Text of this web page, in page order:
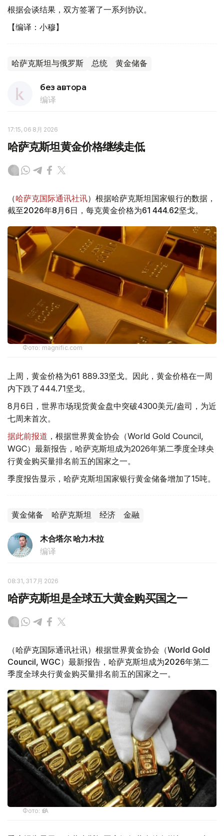
根据会谈结果，双方签署了一系列协议。
【编译：小穆】
哈萨克斯坦与俄罗斯 总统 黄金储备
без автора
编译
17:15, 06 8月 2026
哈萨克斯坦黄金价格继续走低
（哈萨克国际通讯社讯）根据哈萨克斯坦国家银行的数据，
截至2026年8月6日，每克黄金价格为61 444.62坚戈。
Фото: magnific.com
上周，黄金价格为61 889.33坚戈。因此，黄金价格在一周
内下跌了444.71坚戈。
8月6日，世界市场现货黄金盘中突破4300美元/盎司，为近
七周来首次。
据此前报道 ，根据世界黄金协会（World Gold Council,
WGC）最新报告，哈萨克斯坦成为2026年第二季度全球央
行黄金购买量排名前五的国家之一。
季度报告显示，哈萨克斯坦国家银行黄金储备增加了15吨。
黄金储备 哈萨克斯坦 经济 金融
木合塔尔 哈力木拉
编译
08:31, 31 7月 2026
哈萨克斯坦是全球五大黄金购买国之一
（哈萨克国际通讯社讯）根据世界黄金协会（World Gold
Council, WGC）最新报告，哈萨克斯坦成为2026年第二
季度全球央行黄金购买量排名前五的国家之一。
Фото: ӨзА